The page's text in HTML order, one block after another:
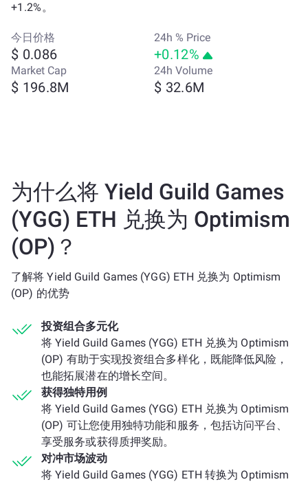
+1.2%。
今日价格
$ 0.086
24h % Price
+0.12%
Market Cap
$ 196.8M
24h Volume
$ 32.6M
为什么将 Yield Guild Games
(YGG) ETH 兑换为 Optimism
(OP)？
了解将 Yield Guild Games (YGG) ETH 兑换为 Optimism
(OP) 的优势
投资组合多元化
将 Yield Guild Games (YGG) ETH 兑换为 Optimism
(OP) 有助于实现投资组合多样化，既能降低风险，
也能拓展潜在的增长空间。
获得独特用例
将 Yield Guild Games (YGG) ETH 兑换为 Optimism
(OP) 可让您使用独特功能和服务，包括访问平台、
享受服务或获得质押奖励。
对冲市场波动
将 Yield Guild Games (YGG) ETH 转换为 Optimism